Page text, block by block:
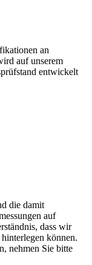
an
auf unserem
entwickelt
die damit
auf
dass wir
können.
nehmen Sie bitte